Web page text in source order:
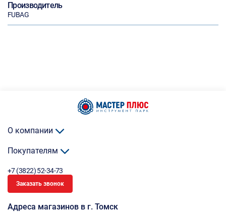
Производитель
FUBAG
О компании
Покупателям
+7 (3822) 52-34-73
Заказать звонок
Адреса магазинов в г. Томск